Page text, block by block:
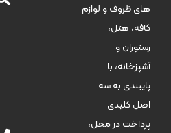
های ظروف و لوازم
کافه، هتل،
رستوران و
آشپزخانه، با
پایبندی به سه
اصل کلیدی
پرداخت در محل،